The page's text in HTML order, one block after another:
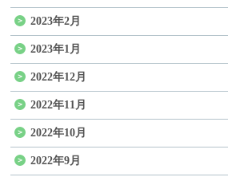
2023年2月
2023年1月
2022年12月
2022年11月
2022年10月
2022年9月